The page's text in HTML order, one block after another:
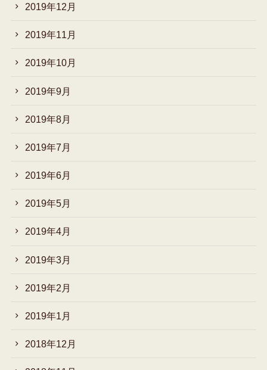
2019年12月
2019年11月
2019年10月
2019年9月
2019年8月
2019年7月
2019年6月
2019年5月
2019年4月
2019年3月
2019年2月
2019年1月
2018年12月